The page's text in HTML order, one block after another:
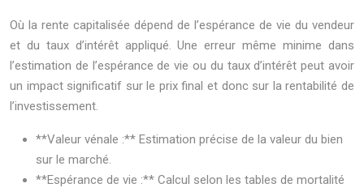
Où la rente capitalisée dépend de l’espérance de vie du vendeur
et du taux d’intérêt appliqué. Une erreur même minime dans
l’estimation de l’espérance de vie ou du taux d’intérêt peut avoir
un impact significatif sur le prix final et donc sur la rentabilité de
l’investissement.
**Valeur vénale :** Estimation précise de la valeur du bien
sur le marché.
**Espérance de vie :** Calcul selon les tables de mortalité